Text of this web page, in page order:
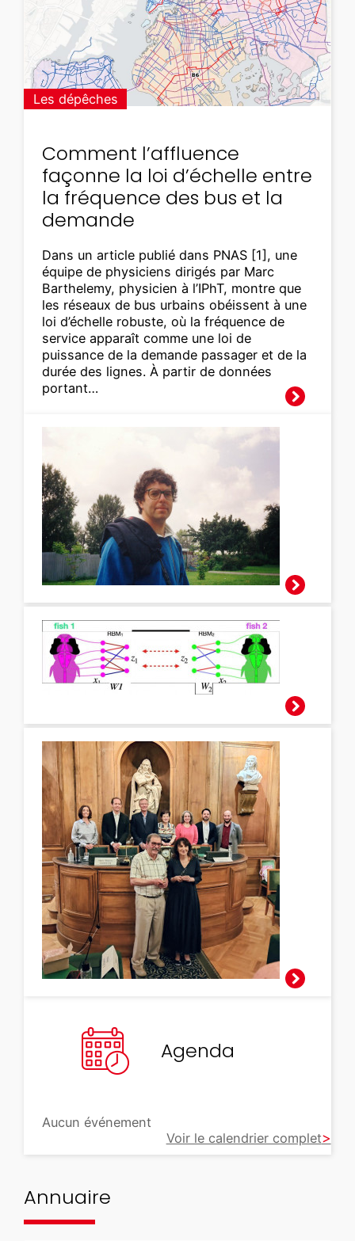
Les dépêches
Comment l’affluence
façonne la loi d’échelle entre
la fréquence des bus et la
demande
Dans un article publié dans PNAS [1], une
équipe de physiciens dirigés par Marc
Barthelemy, physicien à l’IPhT, montre que
les réseaux de bus urbains obéissent à une
loi d’échelle robuste, où la fréquence de
service apparaît comme une loi de
puissance de la demande passager et de la
durée des lignes. À partir de données
portant…
Disparition de
Traduire l’activité
cérébrale
spontanée d’un
poisson-zèbre à
l’autre
Prix Cosmos du
livre de
vulgarisation
2026
Agenda
Aucun événement
Voir le calendrier complet
Annuaire